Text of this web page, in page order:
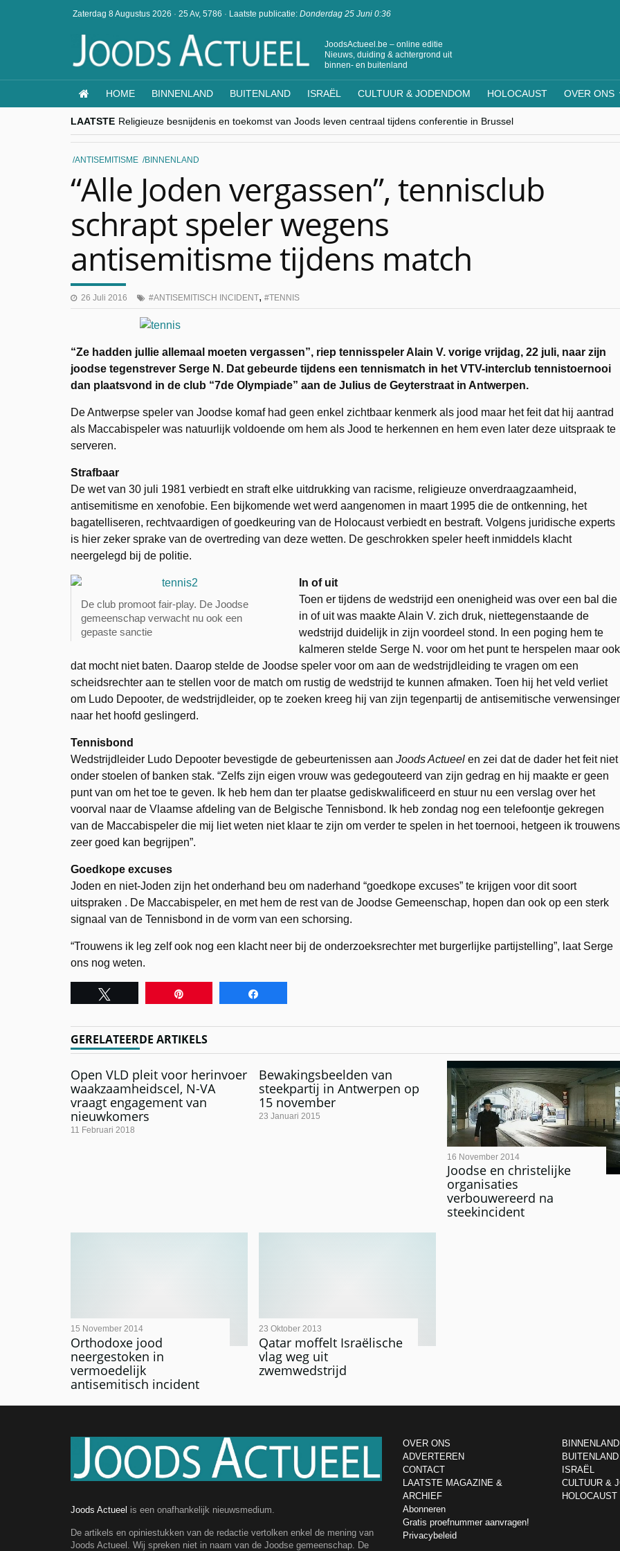
Zaterdag 8 Augustus 2026 · 25 Av, 5786 · Laatste publicatie: Donderdag 25 Juni 0:36
JoodsActueel.be – online editie
Nieuws, duiding & achtergrond uit
binnen- en buitenland
HOME BINNENLAND BUITENLAND ISRAËL CULTUUR & JODENDOM HOLOCAUST OVER ONS
LAATSTE Religieuze besnijdenis en toekomst van Joods leven centraal tijdens conferentie in Brussel
“Besnijdenisdebat toont hoe moeilijk seculiere Westen minderheden begrijpt”, Jinnih Beels (Vooruit)
CITYTRIP | ROEMENIË – Boekarest: de verrassing van Oost-Europa
“Vandaag zit elke Jood in België op de beklaagdenbank”
ANTISEMITISME BINNENLAND
“Alle Joden vergassen”, tennisclub
schrapt speler wegens
antisemitisme tijdens match
26 Juli 2016 ANTISEMITISCH INCIDENT, TENNIS
“Ze hadden jullie allemaal moeten vergassen”, riep tennisspeler Alain V. vorige vrijdag, 22 juli, naar zijn
joodse tegenstrever Serge N. Dat gebeurde tijdens een tennismatch in het VTV-interclub tennistoernooi
dan plaatsvond in de club “7de Olympiade” aan de Julius de Geyterstraat in Antwerpen.
De Antwerpse speler van Joodse komaf had geen enkel zichtbaar kenmerk als jood maar het feit dat hij aantrad
als Maccabispeler was natuurlijk voldoende om hem als Jood te herkennen en hem even later deze uitspraak te
serveren.
Strafbaar
De wet van 30 juli 1981 verbiedt en straft elke uitdrukking van racisme, religieuze onverdraagzaamheid,
antisemitisme en xenofobie. Een bijkomende wet werd aangenomen in maart 1995 die de ontkenning, het
bagatelliseren, rechtvaardigen of goedkeuring van de Holocaust verbiedt en bestraft. Volgens juridische experts
is hier zeker sprake van de overtreding van deze wetten. De geschrokken speler heeft inmiddels klacht
neergelegd bij de politie.
De club promoot fair-play. De Joodse
gemeenschap verwacht nu ook een
gepaste sanctie
In of uit
Toen er tijdens de wedstrijd een onenigheid was over een bal die
in of uit was maakte Alain V. zich druk, niettegenstaande de
wedstrijd duidelijk in zijn voordeel stond. In een poging hem te
kalmeren stelde Serge N. voor om het punt te herspelen maar ook
dat mocht niet baten. Daarop stelde de Joodse speler voor om aan de wedstrijdleiding te vragen om een
scheidsrechter aan te stellen voor de match om rustig de wedstrijd te kunnen afmaken. Toen hij het veld verliet
om Ludo Depooter, de wedstrijdleider, op te zoeken kreeg hij van zijn tegenpartij de antisemitische
naar het hoofd geslingerd.
Tennisbond
Wedstrijdleider Ludo Depooter bevestigde de gebeurtenissen aan Joods Actueel en zei dat de dader het feit niet
onder stoelen of banken stak. “Zelfs zijn eigen vrouw was gedegouteerd van zijn gedrag en hij maakte er geen
punt van om het toe te geven. Ik heb hem dan ter plaatse gediskwalificeerd en stuur nu een verslag over het
voorval naar de Vlaamse afdeling van de Belgische Tennisbond. Ik heb zondag nog een telefoontje gekregen
van de Maccabispeler die mij liet weten niet klaar te zijn om verder te spelen in het toernooi, hetgeen ik trouwens
zeer goed kan begrijpen”.
Goedkope excuses
Joden en niet-Joden zijn het onderhand beu om naderhand “goedkope excuses” te krijgen voor dit soort
uitspraken . De Maccabispeler, en met hem de rest van de Joodse Gemeenschap, hopen dan ook op een sterk
signaal van de Tennisbond in de vorm van een schorsing.
“Trouwens ik leg zelf ook nog een klacht neer bij de onderzoeksrechter met burgerlijke partijstelling”, laat Serge
ons nog weten.
GERELATEERDE ARTIKELS
Open VLD pleit voor herinvoer
waakzaamheidscel, N-VA
vraagt engagement van
nieuwkomers
11 Februari 2018
Bewakingsbeelden van
steekpartij in Antwerpen op
15 november
23 Januari 2015
Joodse en christelijke
organisaties
verbouwereerd na
steekincident
16 November 2014
Orthodoxe jood
neergestoken in
vermoedelijk
antisemitisch incident
15 November 2014
Qatar moffelt Israëlische
vlag weg uit
zwemwedstrijd
23 Oktober 2013
Joods Actueel is een onafhankelijk nieuwsmedium.
De artikels en opiniestukken van de redactie vertolken enkel de mening van
Joods Actueel. Wij spreken niet in naam van de Joodse gemeenschap. De
OVER ONS
ADVERTEREN
CONTACT
LAATSTE MAGAZINE &
ARCHIEF
Abonneren
Gratis proefnummer aanvragen!
Privacybeleid
BINNENLAND
BUITENLAND
ISRAËL
CULTUUR &
HOLOCAUST